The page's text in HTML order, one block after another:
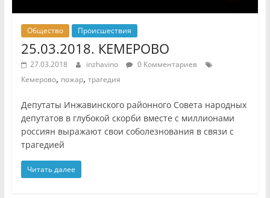
Общество Происшествия
25.03.2018. КЕМЕРОВО
27.03.2018 inzhavino
0 Комментариев
Кемерово, пожар, трагедия
Депутаты Инжавинского районного Совета народных
депутатов в глубокой скорби вместе с миллионами
россиян выражают свои соболезнования в связи с
трагедией
Читать далее